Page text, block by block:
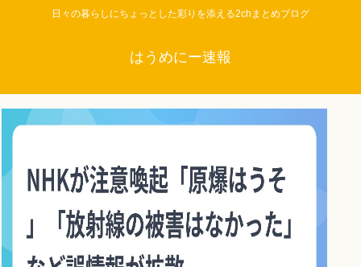
日々の暮らしにちょっとした彩りを添える2chまとめブログ
はうめにー速報